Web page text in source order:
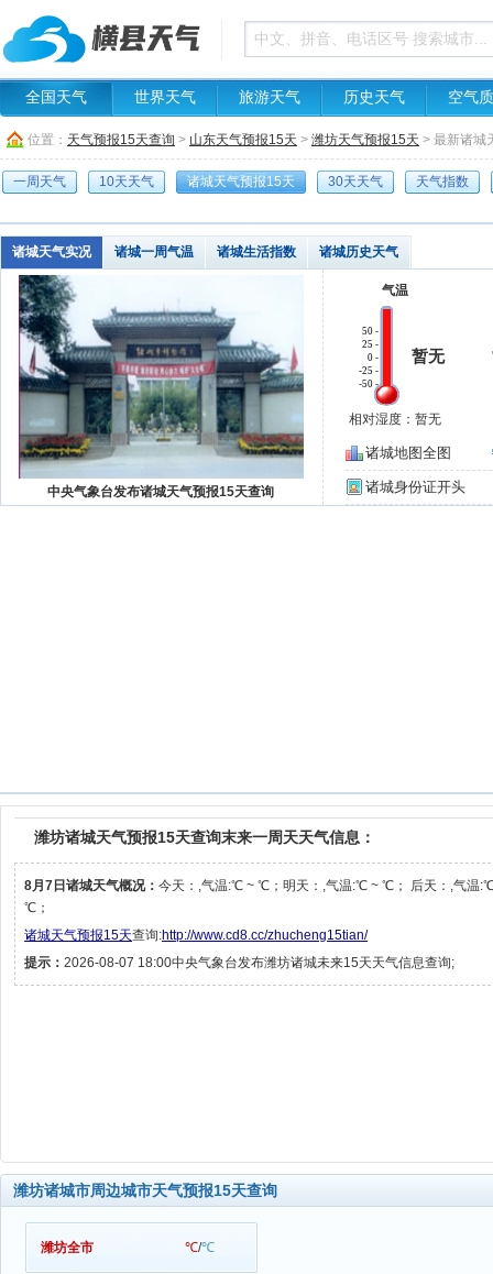
全国天气 世界天气 旅游天气 历史天气 空气
位置： 天气预报15天查询 > 山东天气预报15天 > 潍坊天气预报15天 > 最新诸城
一周天气 10天天气 诸城天气预报15天 30天天气 天气指数
诸城天气实况 诸城一周气温 诸城生活指数 诸城历史天气
气温
50 -
25 -
0 -
-25 -
-50 -
暂无
相对湿度：暂无
诸城地图全图
诸城身份证开头
中央气象台发布诸城天气预报15天查询
潍坊诸城天气预报15天查询末来一周天天气信息：
8月7日诸城天气概况： 今天：,气温:℃ ~ ℃；明天：,气温:℃ ~ ℃； 后天：,气温
℃；
诸城天气预报15天查询:http://www.cd8.cc/zhucheng15tian/
提示： 2026-08-07 18:00中央气象台发布潍坊诸城未来15天天气信息查询;
潍坊诸城市周边城市天气预报15天查询
潍坊全市 ℃/℃